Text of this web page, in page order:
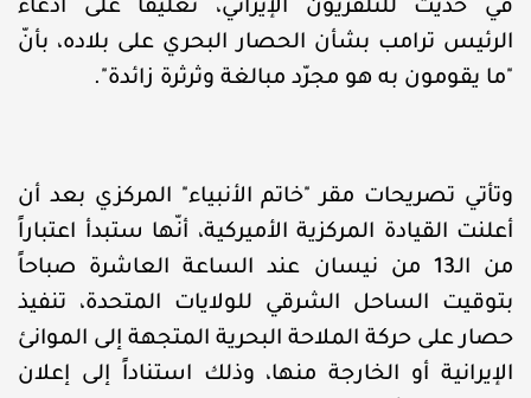
في حديث للتلفزيون الإيراني، تعليقاً على ادّعاء
الرئيس ترامب بشأن الحصار البحري على بلاده، بأنّ
"ما يقومون به هو مجرّد مبالغة وثرثرة زائدة".
وتأتي تصريحات مقر "خاتم الأنبياء" المركزي بعد أن
أعلنت القيادة المركزية الأميركية، أنّها ستبدأ اعتباراً
من الـ13 من نيسان عند الساعة العاشرة صباحاً
بتوقيت الساحل الشرقي للولايات المتحدة، تنفيذ
حصار على حركة الملاحة البحرية المتجهة إلى الموانئ
الإيرانية أو الخارجة منها، وذلك استناداً إلى إعلان